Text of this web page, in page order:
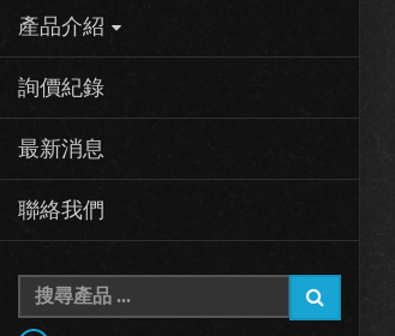
產品介紹
詢價紀錄
最新消息
聯絡我們